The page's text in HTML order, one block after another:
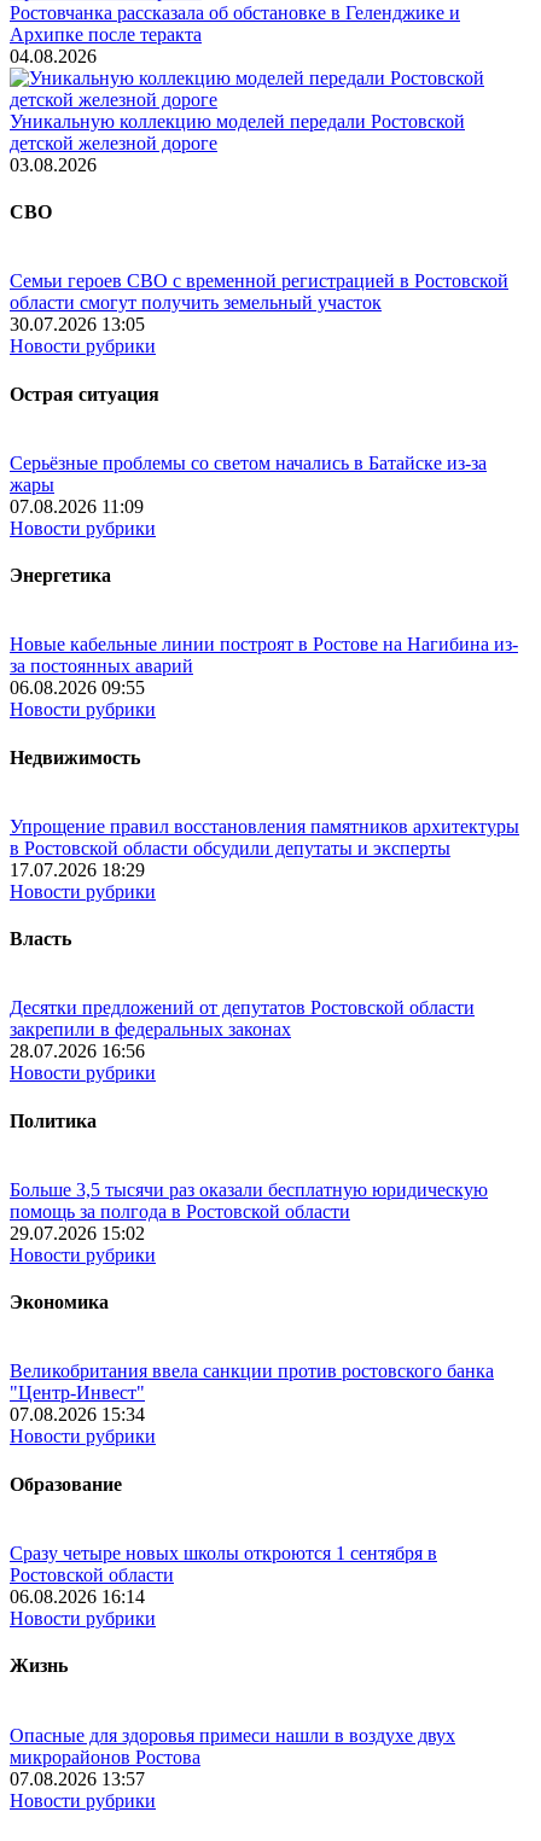
Ростовчанка рассказала об обстановке в Геленджике и
Архипке после теракта
04.08.2026
Уникальную коллекцию моделей передали Ростовской
детской железной дороге
03.08.2026
СВО
Семьи героев СВО с временной регистрацией в Ростовской
области смогут получить земельный участок
30.07.2026 13:05
Новости рубрики
Острая ситуация
Серьёзные проблемы со светом начались в Батайске из-за
жары
07.08.2026 11:09
Новости рубрики
Энергетика
Новые кабельные линии построят в Ростове на Нагибина из-
за постоянных аварий
06.08.2026 09:55
Новости рубрики
Недвижимость
Упрощение правил восстановления памятников архитектуры
в Ростовской области обсудили депутаты и эксперты
17.07.2026 18:29
Новости рубрики
Власть
Десятки предложений от депутатов Ростовской области
закрепили в федеральных законах
28.07.2026 16:56
Новости рубрики
Политика
Больше 3,5 тысячи раз оказали бесплатную юридическую
помощь за полгода в Ростовской области
29.07.2026 15:02
Новости рубрики
Экономика
Великобритания ввела санкции против ростовского банка
"Центр-Инвест"
07.08.2026 15:34
Новости рубрики
Образование
Сразу четыре новых школы откроются 1 сентября в
Ростовской области
06.08.2026 16:14
Новости рубрики
Жизнь
Опасные для здоровья примеси нашли в воздухе двух
микрорайонов Ростова
07.08.2026 13:57
Новости рубрики